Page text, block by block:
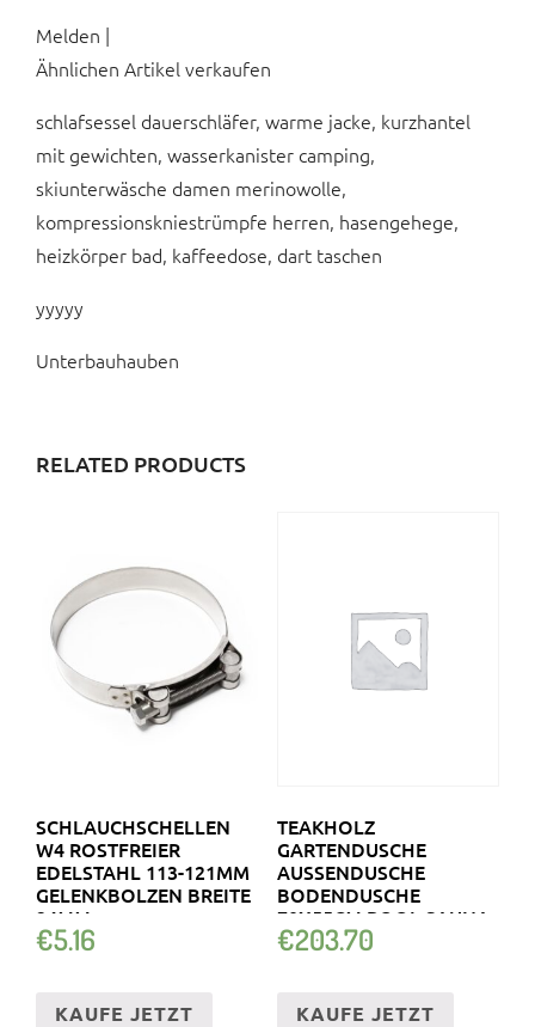
Melden |
Ähnlichen Artikel verkaufen
schlafsessel dauerschläfer, warme jacke, kurzhantel
mit gewichten, wasserkanister camping,
skiunterwäsche damen merinowolle,
kompressionskniestrümpfe herren, hasengehege,
heizkörper bad, kaffeedose, dart taschen
yyyyy
Unterbauhauben
RELATED PRODUCTS
SCHLAUCHSCHELLEN
W4 ROSTFREIER
EDELSTAHL 113-121MM
GELENKBOLZEN BREITE
24MM
€5.16
KAUFE JETZT
TEAKHOLZ
GARTENDUSCHE
AUSSENDUSCHE B
ODENDUSCHE 7
0X55CM POOL SAUNA G
ARTEN DUSCHE
€203.70
KAUFE JETZT